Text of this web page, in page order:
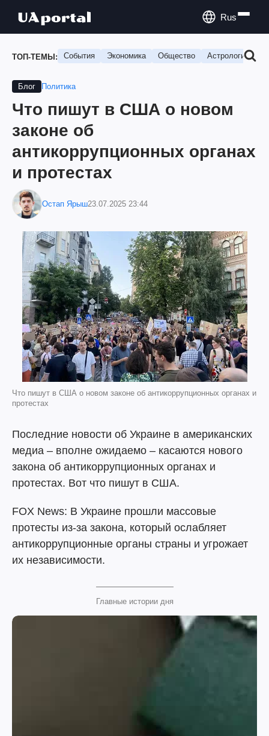
Rus
ТОП-ТЕМЫ: События Экономика Общество Астрология
Блог Политика
Что пишут в США о новом
законе об
антикоррупционных органах
и протестах
Остап Ярыш23.07.2025 23:44
Что пишут в США о новом законе об антикоррупционных органах и
протестах
Последние новости об Украине в американских
медиа – вполне ожидаемо – касаются нового
закона об антикоррупционных органах и
протестах. Вот что пишут в США.
FOX News: В Украине прошли массовые
протесты из-за закона, который ослабляет
антикоррупционные органы страны и угрожает
их независимости.
Главные истории дня